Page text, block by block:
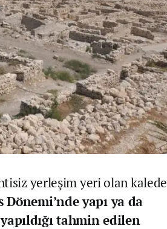
yerleşim yeri olan kalede
Dönemi’nde yapı ya da
tahmin edilen